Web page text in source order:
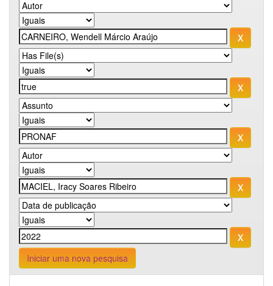
Iniciar uma nova pesquisa